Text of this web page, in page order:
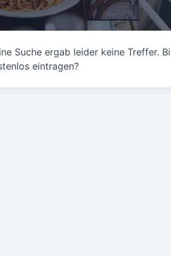
Suche ergab leider keine Treffer.
eintragen?